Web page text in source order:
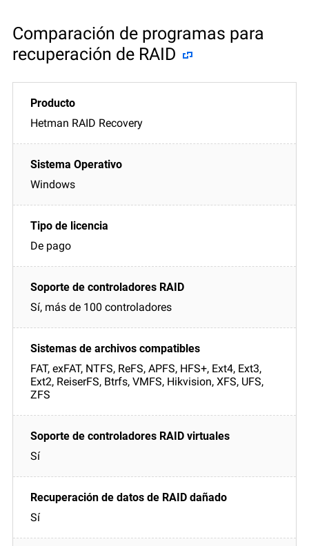
Comparación de programas para
recuperación de RAID
Hetman RAID Recovery
Windows
De pago
Sí, más de 100 controladores
FAT, exFAT, NTFS, ReFS, APFS, HFS+, Ext4, Ext3,
Ext2, ReiserFS, Btrfs, VMFS, Hikvision, XFS, UFS,
ZFS
Sí
Sí